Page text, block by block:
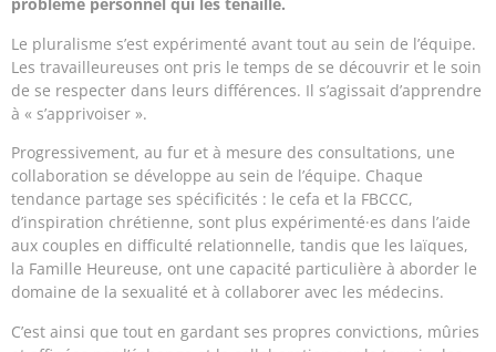
problème personnel qui les tenaille.
Le pluralisme s’est expérimenté avant tout au sein de l’équipe.
Les travailleureuses ont pris le temps de se découvrir et le soin
de se respecter dans leurs différences. Il s’agissait d’apprendre
à « s’apprivoiser ».
Progressivement, au fur et à mesure des consultations, une
collaboration se développe au sein de l’équipe. Chaque
tendance partage ses spécificités : le cefa et la FBCCC,
d’inspiration chrétienne, sont plus expérimenté·es dans l’aide
aux couples en difficulté relationnelle, tandis que les laïques,
la Famille Heureuse, ont une capacité particulière à aborder le
domaine de la sexualité et à collaborer avec les médecins.
C’est ainsi que tout en gardant ses propres convictions, mûries